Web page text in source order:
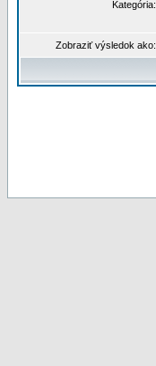
Kategória:
Zobraziť výsledok ako: